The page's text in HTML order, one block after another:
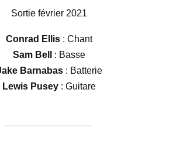
Sortie février 2021
Conrad Ellis : Chant
Sam Bell
: Basse
Barnabas: Batterie
Lewis Pusey : Guitare